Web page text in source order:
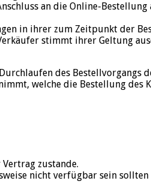
an die Online-Bestellung
in ihrer zum Zeitpunkt der
stimmt ihrer Geltung
des Bestellvorgangs
welche die Bestellung des
zustande.
nicht verfügbar sein